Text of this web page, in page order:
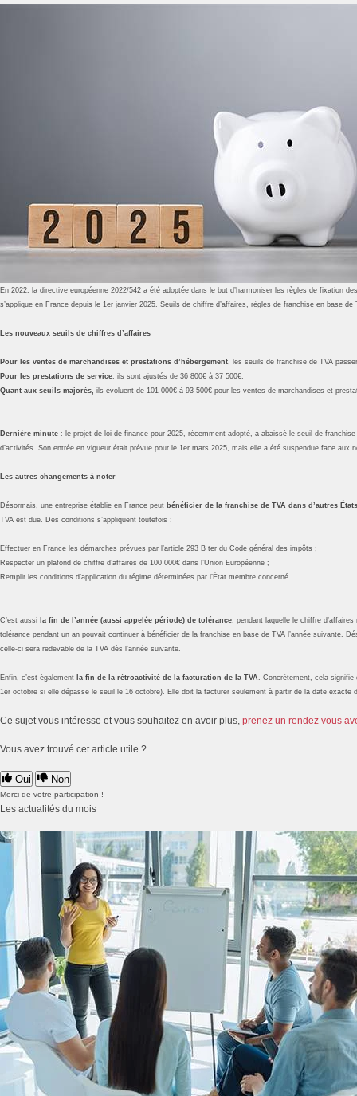
En 2022, la directive européenne 2022/542 a été adoptée dans le but d’harmoniser les règles de fixation
s’applique en France depuis le 1er janvier 2025. Seuils de chiffre d’affaires, règles de franchise en base
Les nouveaux seuils de chiffres d’affaires
Pour les ventes de marchandises et prestations d’hébergement , les seuils de franchise de TVA
Pour les prestations de service , ils sont ajustés de 36 800€ à 37 500€.
Quant aux seuils majorés, ils évoluent de 101 000€ à 93 500€ pour les ventes de marchandises et
Dernière minute : le projet de loi de finance pour 2025, récemment adopté, a abaissé le seuil de
d’activités. Son entrée en vigueur était prévue pour le 1er mars 2025, mais elle a été suspendue face aux
Les autres changements à noter
Désormais, une entreprise établie en France peut bénéficier de la franchise de TVA dans d’autres
TVA est due. Des conditions s’appliquent toutefois :
Effectuer en France les démarches prévues par l’article 293 B ter du Code général des impôts ;
Respecter un plafond de chiffre d’affaires de 100 000€ dans l’Union Européenne ;
Remplir les conditions d’application du régime déterminées par l’État membre concerné.
C’est aussi la fin de l’année (aussi appelée période) de tolérance , pendant laquelle le chiffre
tolérance pendant un an pouvait continuer à bénéficier de la franchise en base de TVA l’année suivante.
celle-ci sera redevable de la TVA dès l’année suivante.
Enfin, c’est également la fin de la rétroactivité de la facturation de la TVA . Concrètement, cela
1er octobre si elle dépasse le seuil le 16 octobre). Elle doit la facturer seulement à partir de la date
Ce sujet vous intéresse et vous souhaitez en avoir plus, prenez un rendez vous
Vous avez trouvé cet article utile ?
Oui Non
Merci de votre participation !
Les actualités du mois